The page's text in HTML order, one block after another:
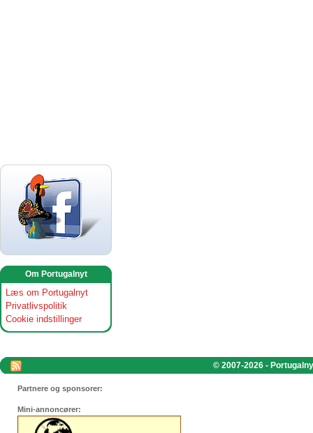
Om Portugalnyt
Læs om Portugalnyt
Privatlivspolitik
Cookie indstillinger
© 2007-2026 -
Partnere og sponsorer:
Mini-annoncører: